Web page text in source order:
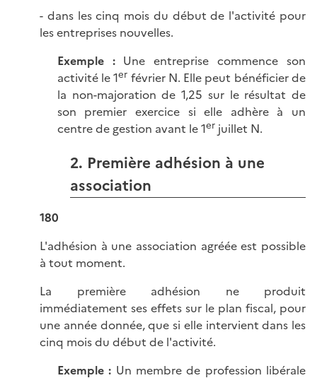
- dans les cinq mois du début de l'activité pour
les entreprises nouvelles.
Exemple :Une entreprise commence son
activité le 1er février N. Elle peut bénéficier de
la non-majoration de 1,25 sur le résultat de
son premier exercice si elle adhère à un
centre de gestion avant le 1erjuillet N.
2. Première adhésion à une
association
180
L'adhésion à une association agréée est possible
à tout moment.
La première adhésion ne produit
immédiatement ses effets sur le plan fiscal, pour
une année donnée, que si elle intervient dans les
cinq mois du début de l'activité.
Exemple : Un membre de profession libérale